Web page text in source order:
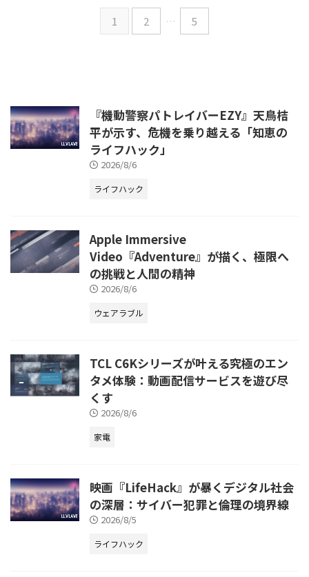
てきました。そんな中で登場した
のが、LGエレクトロニクスが提
底的に床をきれいにしたい」と願
う方は少なくないでしょう。そん
な悩
1 2 … 5
『機動警察パトレイバーEZY』天鳥桔
平が示す、危機を乗り越える「知恵の
ライフハック」
2026/8/6
ライフハック
Apple Immersive
Video『Adventure』が描く、極限へ
の挑戦と人間の精神
2026/8/6
ウェアラブル
TCL C6Kシリーズが叶える究極のエン
タメ体験：動画配信サービスを遊び尽
くす
2026/8/6
家電
映画『LifeHack』が暴くデジタル社会
の深層：サイバー犯罪と倫理の境界線
2026/8/5
ライフハック